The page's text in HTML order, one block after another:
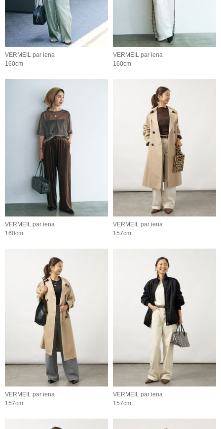
VERMEIL par iena
160cm
VERMEIL par iena
160cm
VERMEIL par iena
160cm
VERMEIL par iena
157cm
VERMEIL par iena
157cm
VERMEIL par iena
157cm